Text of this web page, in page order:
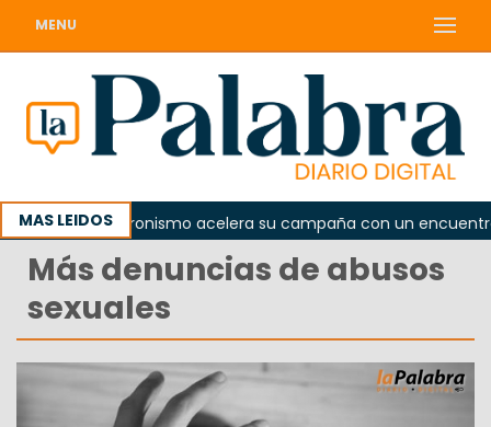
MENU
MAS LEIDOS
El peronismo acelera su campaña con un encuentro
Más denuncias de abusos
sexuales